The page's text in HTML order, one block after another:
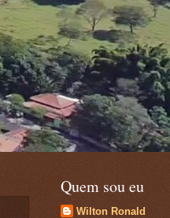
Quem sou eu
Wilton Ronald